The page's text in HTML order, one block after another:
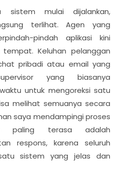
sistem mulai dijalankan,
terlihat. Agen yang
pindah aplikasi kini
Keluhan pelanggan
pribadi atau email yang
yang biasanya
untuk mengoreksi satu
melihat semuanya secara
saya mendampingi proses
paling terasa adalah
respons, karena seluruh
sistem yang jelas dan